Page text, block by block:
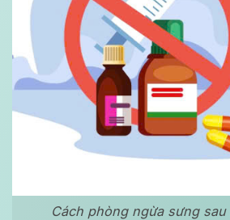
Cách phòng ngừa sưng sau